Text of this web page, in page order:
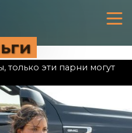
только эти парни могут